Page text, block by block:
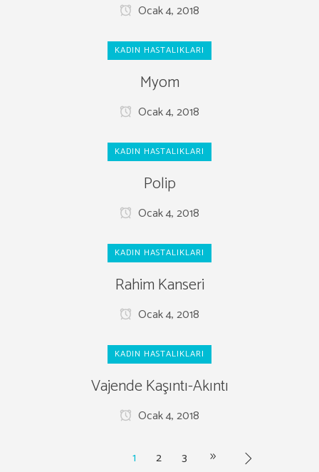
Ocak 4, 2018
KADIN HASTALIKLARI
Myom
Ocak 4, 2018
KADIN HASTALIKLARI
Polip
Ocak 4, 2018
KADIN HASTALIKLARI
Rahim Kanseri
Ocak 4, 2018
KADIN HASTALIKLARI
Vajende Kaşıntı-Akıntı
Ocak 4, 2018
1 2 3